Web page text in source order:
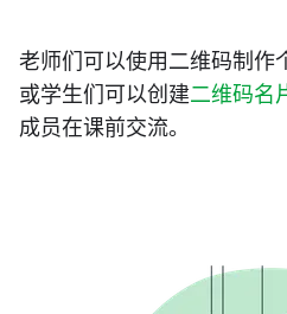
老师们可以使用二维码制作
或学生们可以创建二维码名
成员在课前交流。